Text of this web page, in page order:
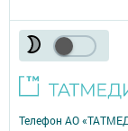
Телефон АО